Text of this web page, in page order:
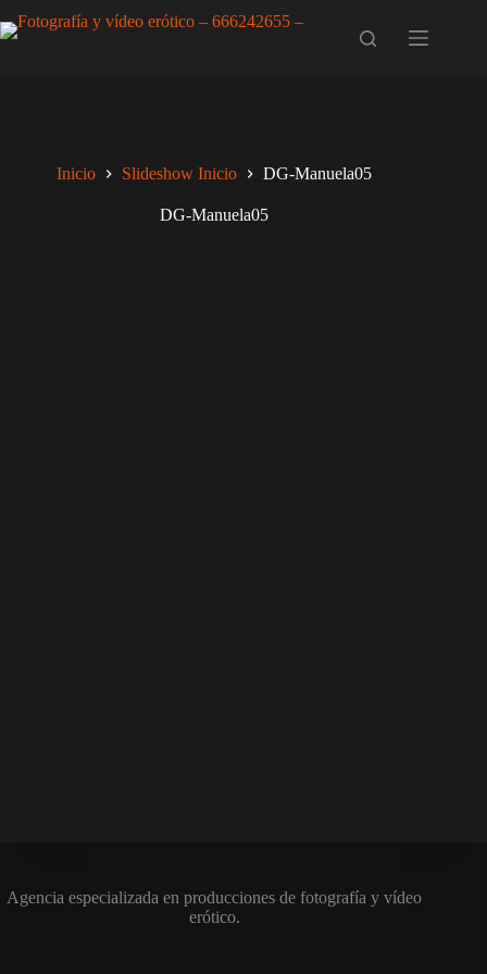
al
Inicio Slideshow Inicio DG-Manuela05
DG-Manuela05
Agencia especializada en producciones de fotografía y vídeo
erótico.